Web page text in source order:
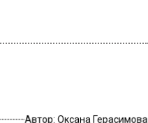
Автор:Оксана Герасимова